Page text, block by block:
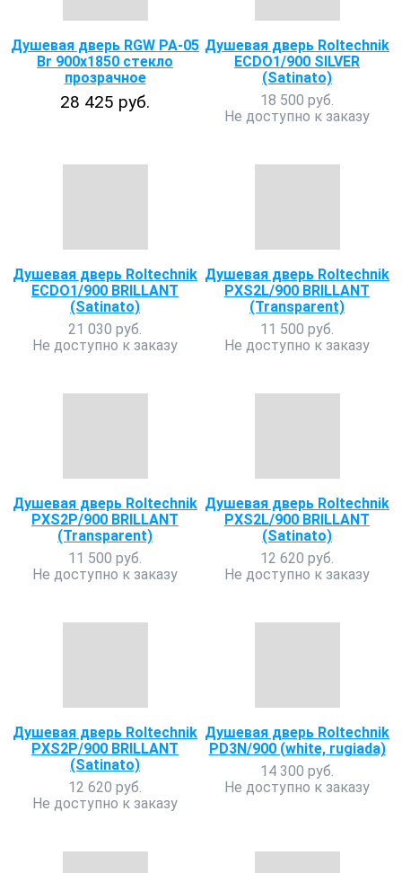
Душевая дверь RGW РА-05
Br 900x1850 стекло
прозрачное
28 425 руб.
Душевая дверь Roltechnik
ECDO1/900 SILVER
(Satinato)
18 500 руб.
Не доступно к заказу
Душевая дверь Roltechnik
ECDO1/900 BRILLANT
(Satinato)
21 030 руб.
Не доступно к заказу
Душевая дверь Roltechnik
PXS2L/900 BRILLANT
(Transparent)
11 500 руб.
Не доступно к заказу
Душевая дверь Roltechnik
PXS2P/900 BRILLANT
(Transparent)
11 500 руб.
Не доступно к заказу
Душевая дверь Roltechnik
PXS2L/900 BRILLANT
(Satinato)
12 620 руб.
Не доступно к заказу
Душевая дверь Roltechnik
PXS2P/900 BRILLANT
(Satinato)
12 620 руб.
Не доступно к заказу
Душевая дверь Roltechnik
PD3N/900 (white, rugiada)
14 300 руб.
Не доступно к заказу